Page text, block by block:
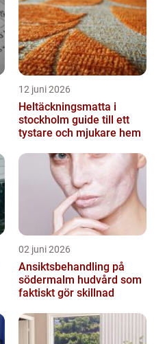
12 juni 2026
Heltäckningsmatta i
stockholm guide till ett
tystare och mjukare hem
02 juni 2026
Ansiktsbehandling på
södermalm hudvård som
faktiskt gör skillnad